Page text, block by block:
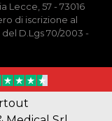
Lecce, 57 - 73016
di iscrizione al
D.Lgs 70/2003 -